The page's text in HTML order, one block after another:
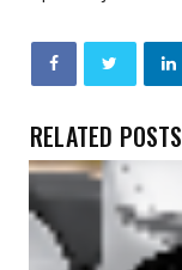
RELATED POSTS